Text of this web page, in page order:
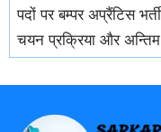
पदों पर बम्पर अप्रैंटिस
चयन प्रक्रिया और अन्तिम